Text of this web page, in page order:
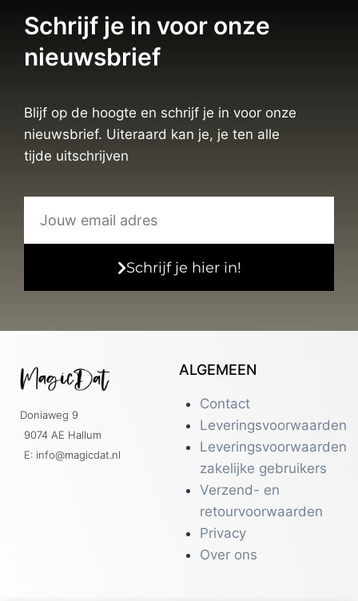
Schrijf je in voor onze
nieuwsbrief
Blijf op de hoogte en schrijf je in voor onze
nieuwsbrief. Uiteraard kan je, je ten alle
tijde uitschrijven
Schrijf je hier in!
Doniaweg 9
9074 AE Hallum
E: info@magicdat.nl
ALGEMEEN
Contact
Leveringsvoorwaarden
Leveringsvoorwaarden
zakelijke gebruikers
Verzend- en
retourvoorwaarden
Privacy
Over ons